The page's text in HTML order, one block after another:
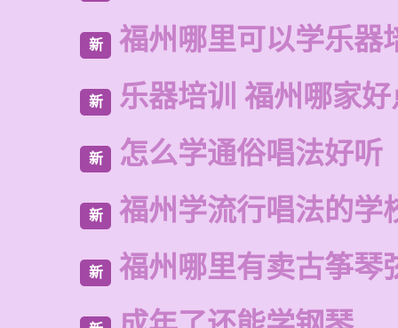
新 福州哪里可以学乐器
新 乐器培训 福州哪家
新 怎么学通俗唱法好听
新 福州学流行唱法的学
新 福州哪里有卖古筝琴